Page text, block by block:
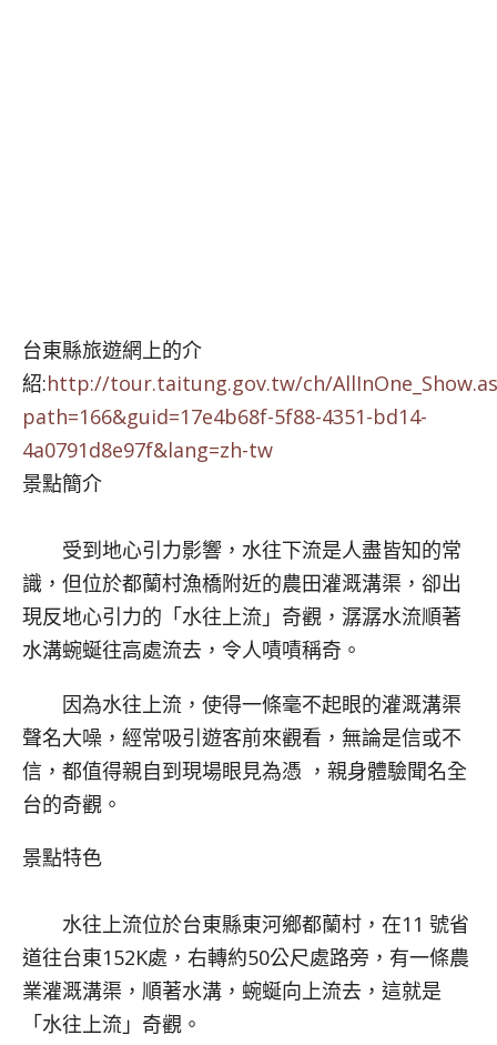
台東縣旅遊網上的介
紹:http://tour.taitung.gov.tw/ch/
path=166&guid=17e4b68f-5f88-4351-bd14-
4a0791d8e97f&lang=zh-tw
景點簡介
受到地心引力影響，水往下流是人盡皆知的常
識，但位於都蘭村漁橋附近的農田灌溉溝渠，卻出
現反地心引力的「水往上流」奇觀，潺潺水流順著
水溝蜿蜒往高處流去，令人嘖嘖稱奇。
因為水往上流，使得一條毫不起眼的灌溉溝渠
聲名大噪，經常吸引遊客前來觀看，無論是信或不
信，都值得親自到現場眼見為憑 ，親身體驗聞名全
台的奇觀。
景點特色
水往上流位於台東縣東河鄉都蘭村，在11 號省
道往台東152K處，右轉約50公尺處路旁，有一條農
業灌溉溝渠，順著水溝，蜿蜒向上流去，這就是
「水往上流」奇觀。